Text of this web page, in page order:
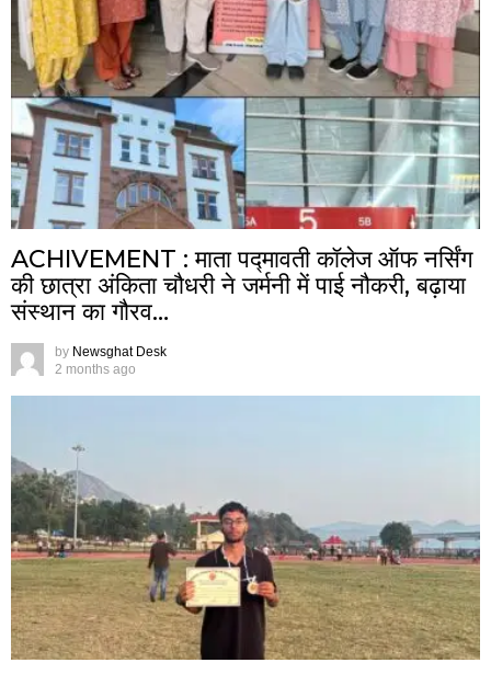
ACHIVEMENT : माता पद्मावती कॉलेज ऑफ नर्सिंग
की छात्रा अंकिता चौधरी ने जर्मनी में पाई नौकरी, बढ़ाया
संस्थान का गौरव…
by Newsghat Desk
2 months ago